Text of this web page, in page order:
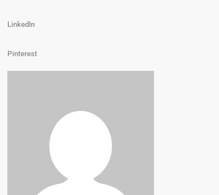
LinkedIn
Pinterest